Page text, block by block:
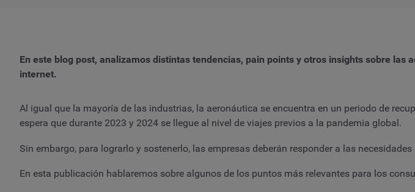
En este blog post, analizamos distintas tendencias, pain points y otros insights sobre las
internet.
Al igual que la mayoría de las industrias, la aeronáutica se encuentra en un periodo de
espera que durante 2023 y 2024 se llegue al nivel de viajes previos a la pandemia global.
Sin embargo, para lograrlo y sostenerlo, las empresas deberán responder a las
En esta publicación hablaremos sobre algunos de los puntos más relevantes para los